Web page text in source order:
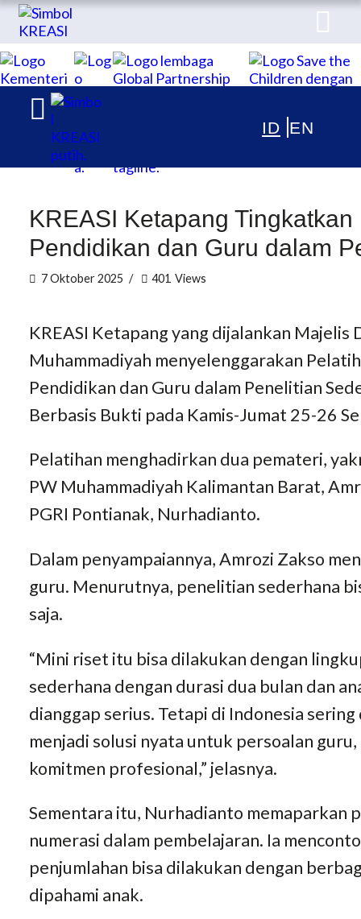
KREASI Kolaborasi untuk Edukasi Anak Indonesia
TENTANG
PUBLIKASI
ARTIKEL & BERITA
KREASI Ketapang
Pendidikan dan Guru dalam
7 Oktober 2025 401 Views
KREASI Ketapang yang dijalankan Majelis
Muhammadiyah menyelenggarakan
Pendidikan dan Guru dalam Penelitian
Berbasis Bukti pada Kamis-Jumat 25-26
Pelatihan menghadirkan dua pemateri,
PW Muhammadiyah Kalimantan Barat,
PGRI Pontianak, Nurhadianto.
Dalam penyampaiannya, Amrozi Zakso
guru. Menurutnya, penelitian sederhana
saja.
“Mini riset itu bisa dilakukan dengan
sederhana dengan durasi dua bulan dan
dianggap serius. Tetapi di Indonesia
menjadi solusi nyata untuk persoalan
komitmen profesional,” jelasnya.
Sementara itu, Nurhadianto memaparkan
numerasi dalam pembelajaran. Ia
penjumlahan bisa dilakukan dengan
dipahami anak.